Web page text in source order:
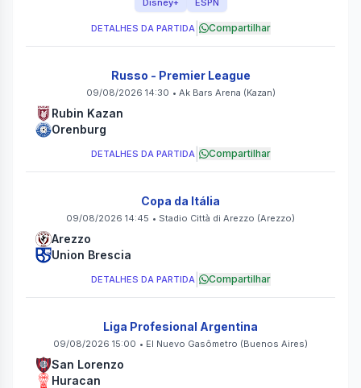
Disney+ ESPN
DETALHES DA PARTIDA| Compartilhar
Russo - Premier League
09/08/2026 14:30 • Ak Bars Arena (Kazan)
Rubin Kazan
Orenburg
DETALHES DA PARTIDA| Compartilhar
Copa da Itália
09/08/2026 14:45 • Stadio Città di Arezzo (Arezzo)
Arezzo
Union Brescia
DETALHES DA PARTIDA| Compartilhar
Liga Profesional Argentina
09/08/2026 15:00 • El Nuevo Gasômetro (Buenos Aires)
San Lorenzo
Huracan